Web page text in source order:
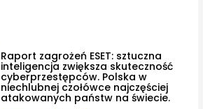
Raport zagrożeń ESET: sztuczna
inteligencja zwiększa skuteczność
cyberprzestępców. Polska w
niechlubnej czołówce najczęściej
atakowanych państw na świecie.